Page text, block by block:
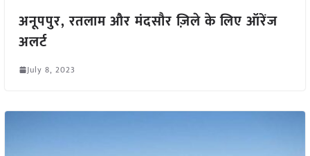
अनूपपुर, रतलाम और मंदसौर ज़िले के लिए ऑरेंज
अलर्ट
July 8, 2023